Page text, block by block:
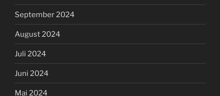
September 2024
August 2024
Juli 2024
Juni 2024
Mai 2024